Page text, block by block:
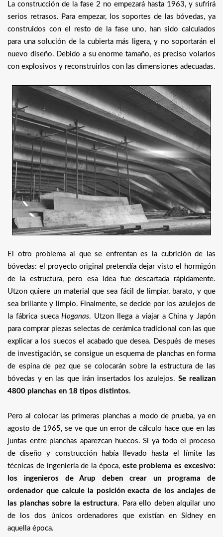
La construcción de la fase 2 no empezará hasta 1963, y sufrirá
serios retrasos. Para empezar, los soportes de las bóvedas, ya
construidos con el resto de la fase uno, han sido calculados
para una solución de la cubierta más ligera, y no soportarán el
nuevo diseño. Debido a su enorme tamaño, es preciso volarlos
con explosivos y reconstruirlos con las dimensiones adecuadas.
El otro problema al que se enfrentan es la cubrición de las
bóvedas: el proyecto original pretendía dejar visto el hormigón
de la estructura, pero esa idea fue descartada rápidamente.
Utzon quiere un material que sea fácil de limpiar, barato, y que
sea brillante y limpio. Finalmente, se decide por los azulejos de
la fábrica sueca Hoganas. Utzon llega a viajar a China y Japón
para comprar piezas selectas de cerámica tradicional con las que
explicar a los suecos el acabado que desea. Después de meses
de investigación, se consigue un esquema de planchas en forma
de espina de pez que se colocarán sobre la estructura de las
bóvedas y en las que irán insertados los azulejos.Se realizan
4800 planchas en 18 tipos distintos.
Pero al colocar las primeras planchas a modo de prueba, ya en
agosto de 1965, se ve que un error de cálculo hace que en las
juntas entre planchas aparezcan huecos. Si ya todo el proceso
de diseño y construcción había llevado hasta el límite las
técnicas de ingeniería de la época, este problema es excesivo:
los ingenieros de Arup deben crear un programa de
ordenador que calcule la posición exacta de los anclajes de
las planchas sobre la estructura. Para ello deben alquilar uno
de los dos únicos ordenadores que existían en Sídney en
aquella época.